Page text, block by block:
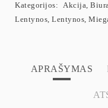
Kategorijos: Akcija,
Lentynos, Lentynos,
APRAŠYMAS